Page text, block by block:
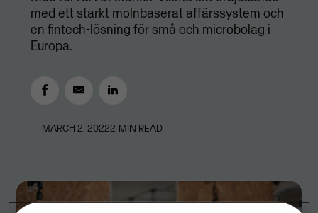
med ett starkt molnbaserat affärssystem och
en fintech-lösning för små och microbolag i
Europa.
MARCH 2, 20222 MIN READ